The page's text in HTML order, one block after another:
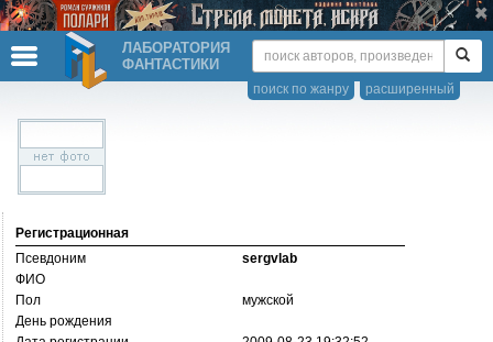
ЛАБОРАТОРИЯ
ФАНТАСТИКИ
расширенный
поиск по жанру
Регистрационная
Псевдоним
sergvlab
ФИО
Пол
мужской
День рождения